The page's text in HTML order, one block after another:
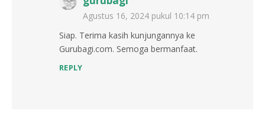
Agustus 16, 2024 pukul 10:14 pm
Siap. Terima kasih kunjungannya ke
Gurubagi.com. Semoga bermanfaat.
REPLY